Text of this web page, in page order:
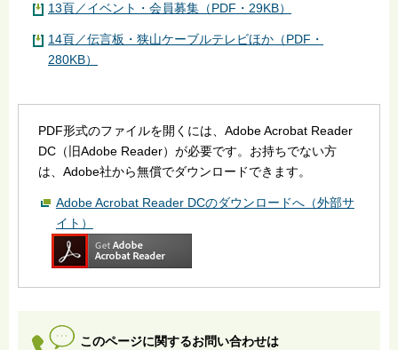
13頁／イベント・会員募集（PDF・29KB）
14頁／伝言板・狭山ケーブルテレビほか（PDF・
280KB）
PDF形式のファイルを開くには、Adobe Acrobat Reader
DC（旧Adobe Reader）が必要です。お持ちでない方
は、Adobe社から無償でダウンロードできます。
Adobe Acrobat Reader DCのダウンロードへ（外部サ
イト）
このページに関するお問い合わせは